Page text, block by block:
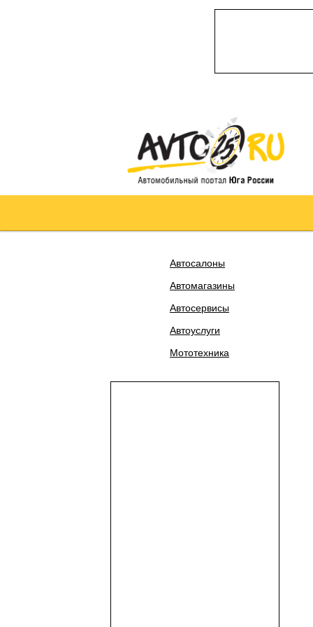
Автосалоны
Автомагазины
Автосервисы
Автоуслуги
Мототехника